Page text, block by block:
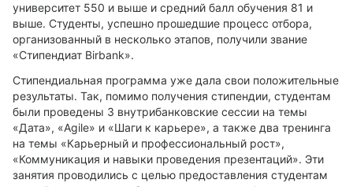
университет 550 и выше и средний балл обучения 81 и
выше. Студенты, успешно прошедшие процесс отбора,
организованный в несколько этапов, получили звание
«Стипендиат Birbank».
Стипендиальная программа уже дала свои положительные
результаты. Так, помимо получения стипендии, студентам
были проведены 3 внутрибанковские сессии на темы
«Дата», «Agile» и «Шаги к карьере», а также два тренинга
на темы «Карьерный и профессиональный рост»,
«Коммуникация и навыки проведения презентаций». Эти
занятия проводились с целью предоставления студентам